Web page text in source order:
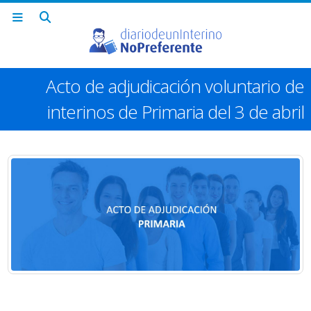
Acto de adjudicación voluntario de
interinos de Primaria del 3 de abril